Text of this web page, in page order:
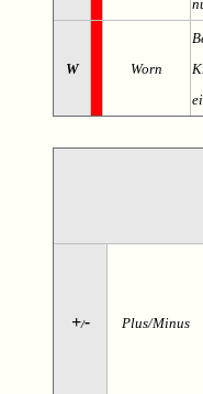
W Worn
+/- Plus/Minus